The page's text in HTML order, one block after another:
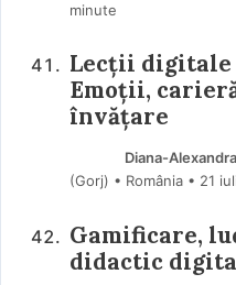
minute
Lecții
Emoții,
învățare
Diana-
(Gorj) • România
21
Gamificare,
didactic